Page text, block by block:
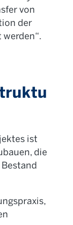
von
der
ist
die